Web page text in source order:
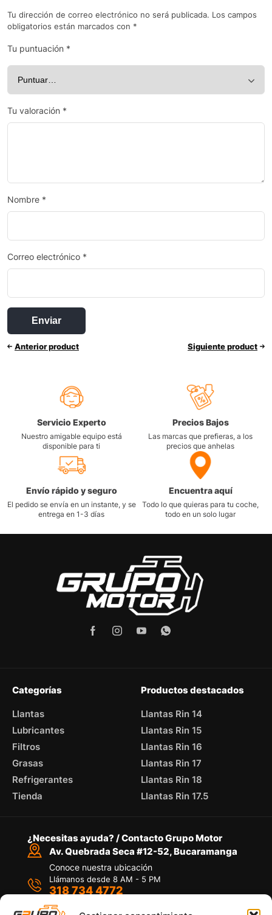
Tu dirección de correo electrónico no será publicada. Los campos
obligatorios están marcados con *
Tu puntuación *
Tu valoración *
Nombre *
Correo electrónico *
Anterior product Siguiente product
Servicio Experto
Nuestro amigable equipo está
disponible para ti
Precios Bajos
Las marcas que prefieras, a los
precios que anhelas
Envío rápido y seguro
El pedido se envía en un instante, y se
entrega en 1-3 días
Encuentra aquí
Todo lo que quieras para tu coche,
todo en un solo lugar
Categorías
Llantas
Lubricantes
Filtros
Grasas
Refrigerantes
Tienda
Productos destacados
Llantas Rin 14
Llantas Rin 15
Llantas Rin 16
Llantas Rin 17
Llantas Rin 18
Llantas Rin 17.5
¿Necesitas ayuda? / Contacto Grupo Motor
Av. Quebrada Seca #12-52, Bucaramanga
Conoce nuestra ubicación
Llámanos desde 8 AM - 5 PM
318 734 4772
Por medio de WhatsApp